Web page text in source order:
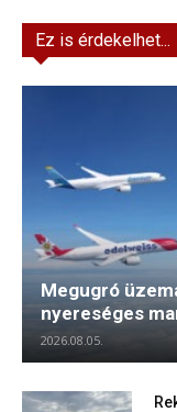
Ez is érdekelhet...
Megugró
nyereséges
2026.08.05.